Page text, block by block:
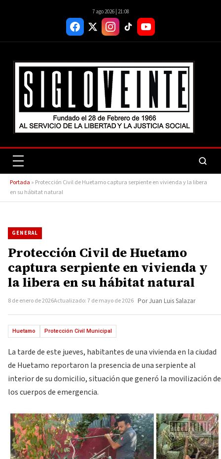
7 ago 2026 | 21:08
Portada » Protección Civil de Huetamo captura serpiente en vivienda y la libera
en su hábitat natural
GENERAL
Protección Civil de Huetamo
captura serpiente en vivienda y
la libera en su hábitat natural
8 de enero de 2026Actualizado: 7 de mayo de 2026 Por Juan Luis Salazar
Huetamo Protección Civil Municipal
La tarde de este jueves, habitantes de una vivienda en la ciudad
de Huetamo reportaron la presencia de una serpiente al
interior de su domicilio, situación que generó la movilización de
los cuerpos de emergencia.